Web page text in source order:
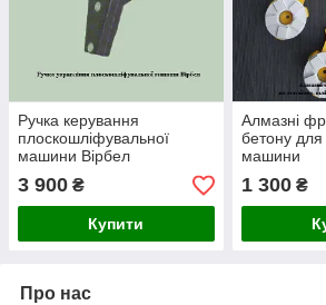
Ручка керування
плоскошліфувальної
машини Вірбел
3 900 ₴
Купити
Алмазні
бетону
машини
1 300₴
Про нас